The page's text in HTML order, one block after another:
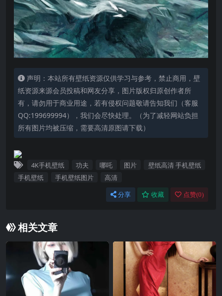
声明：本站所有壁纸资源仅供学习与参考，禁止商用，壁
纸资源来源会员投稿和网友分享，图片版权归原创作者所
有，请勿用于商业用途，若有侵权问题敬请告知我们（客服
QQ:199699994），我们会尽快处理。（为了减轻网站负担
所有图片均被压缩，需要高清原图请下载）
4K手机壁纸 功夫 哪吒 图片
壁纸高清 手机壁纸
手机壁纸
手机壁纸图片 高清
分享 收藏 点赞(0)
相关文章